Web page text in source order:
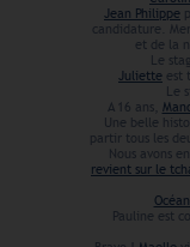
Jean Philippe
candidature.
et de la
Le
Juliette est
Le
A 16 ans,
Une belle
partir tous les
Nous avons
revient sur le
Pauline est